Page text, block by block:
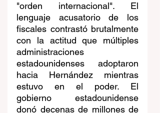
"orden internacional". El
lenguaje acusatorio de los
fiscales contrastó brutalmente
con la actitud que múltiples
administraciones
estadounidenses adoptaron
hacia Hernández mientras
estuvo en el poder. El
gobierno estadounidense
donó decenas de millones de